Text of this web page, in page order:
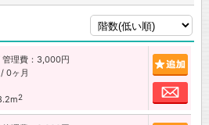
管理費：3,000円
0ヶ月
2
お